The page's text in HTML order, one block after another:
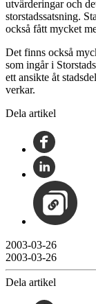
utvärderingar och
storstadssatsning.
också fått mycket
Det finns också
som ingår i
ett ansikte åt
verkar.
Dela artikel
2003-03-26
2003-03-26
Dela artikel